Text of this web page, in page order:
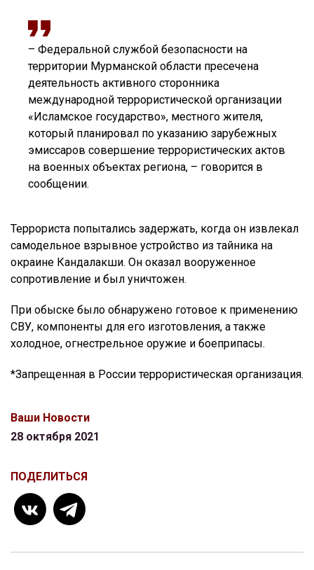
– Федеральной службой безопасности на
территории Мурманской области пресечена
деятельность активного сторонника
международной террористической организации
«Исламское государство», местного жителя,
который планировал по указанию зарубежных
эмиссаров совершение террористических актов
на военных объектах региона, – говорится в
сообщении.
Террориста попытались задержать, когда он извлекал
самодельное взрывное устройство из тайника на
окраине Кандалакши. Он оказал вооруженное
сопротивление и был уничтожен.
При обыске было обнаружено готовое к применению
СВУ, компоненты для его изготовления, а также
холодное, огнестрельное оружие и боеприпасы.
*Запрещенная в России террористическая организация.
Ваши Новости
28 октября 2021
ПОДЕЛИТЬСЯ